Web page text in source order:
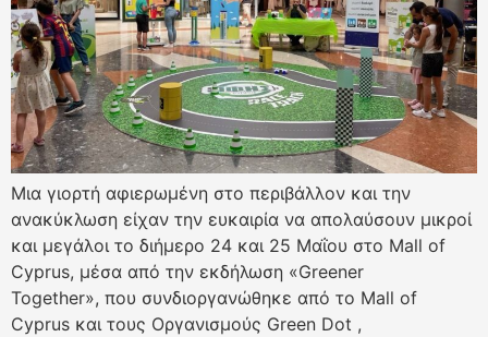
Μια γιορτή αφιερωμένη στο περιβάλλον και την
ανακύκλωση είχαν την ευκαιρία να απολαύσουν μικροί
και μεγάλοι το διήμερο 24 και 25 Μαΐου στο Mall of
Cyprus, μέσα από την εκδήλωση «Greener
Together», που συνδιοργανώθηκε από το Mall of
Cyprus και τους Οργανισμούς Green Dot ,